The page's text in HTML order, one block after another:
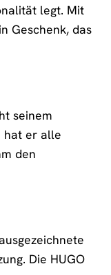
legt. Mit
Geschenk, das
seinem
hat er alle
den
Die HUGO